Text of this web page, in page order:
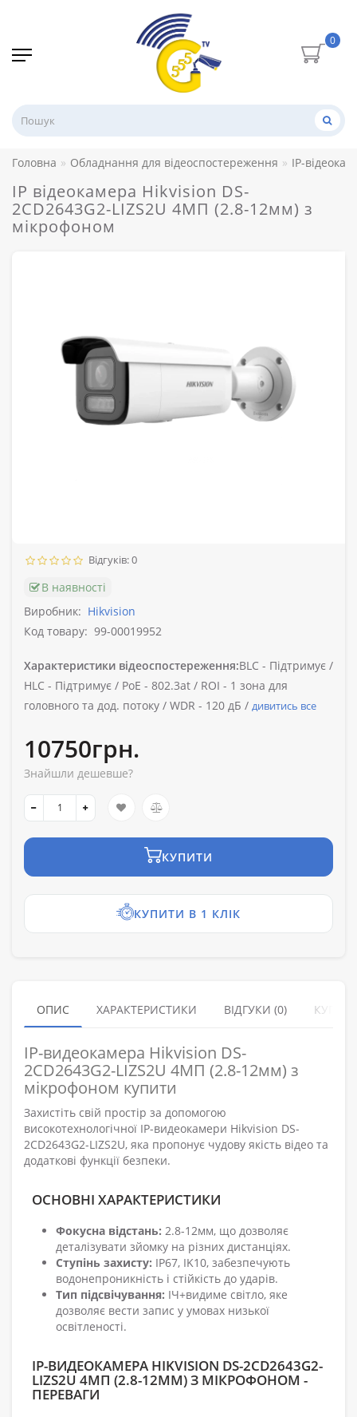
0
Головна Обладнання для відеоспостереження IP-
IP відеокамера Hikvision DS-
2CD2643G2-LIZS2U 4МП (2.8-12мм) з
мікрофоном
Відгуків: 0
В наявності
Виробник: Hikvision
Код товару: 99-00019952
Характеристики відеоспостереження:BLC - Підтримує /
HLC - Підтримує / PoE - 802.3at / ROI - 1 зона для
головного та дод. потоку / WDR - 120 дБ / дивитись все
10750грн.
Знайшли дешевше?
КУПИТИ
КУПИТИ В 1 КЛІК
ОПИС ХАРАКТЕРИСТИКИ ВІДГУКИ (0)
IP-видеокамера Hikvision DS-
2CD2643G2-LIZS2U 4МП (2.8-12мм) з
мікрофоном купити
Захистіть свій простір за допомогою
високотехнологічної IP-видеокамери Hikvision DS-
2CD2643G2-LIZS2U, яка пропонує чудову якість відео та
додаткові функції безпеки.
ОСНОВНІ ХАРАКТЕРИСТИКИ
Фокусна відстань: 2.8-12мм, що дозволяє
деталізувати зйомку на різних дистанціях.
Ступінь захисту: IP67, IK10, забезпечують
водонепроникність і стійкість до ударів.
Тип підсвічування: ІЧ+видиме світло, яке
дозволяє вести запис у умовах низької
освітленості.
IP-ВИДЕОКАМЕРА HIKVISION DS-2CD2643G2-
LIZS2U 4МП (2.8-12ММ) З МІКРОФОНОМ -
ПЕРЕВАГИ